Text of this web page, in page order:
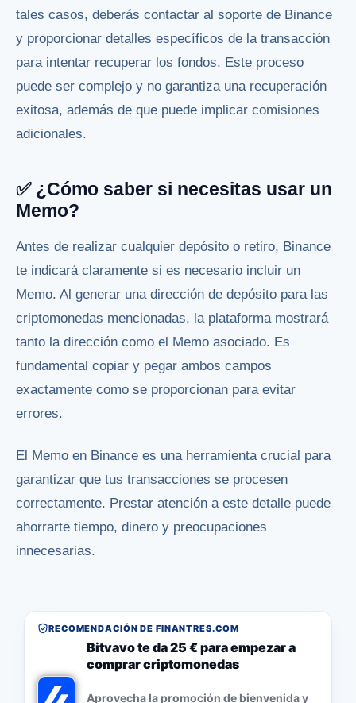
tales casos, deberás contactar al soporte de Binance
y proporcionar detalles específicos de la transacción
para intentar recuperar los fondos. Este proceso
puede ser complejo y no garantiza una recuperación
exitosa, además de que puede implicar comisiones
adicionales.
✅ ¿Cómo saber si necesitas usar un
Memo?
Antes de realizar cualquier depósito o retiro, Binance
te indicará claramente si es necesario incluir un
Memo. Al generar una dirección de depósito para las
criptomonedas mencionadas, la plataforma mostrará
tanto la dirección como el Memo asociado. Es
fundamental copiar y pegar ambos campos
exactamente como se proporcionan para evitar
errores.
El Memo en Binance es una herramienta crucial para
garantizar que tus transacciones se procesen
correctamente. Prestar atención a este detalle puede
ahorrarte tiempo, dinero y preocupaciones
innecesarias.
RECOMENDACIÓN DE FINANTRES.COM
Bitvavo te da 25 € para empezar a
comprar criptomonedas
Aprovecha la promoción de bienvenida y